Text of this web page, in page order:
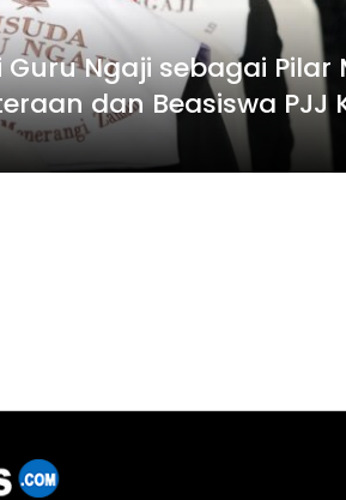
Ngaji sebagai Pilar
dan Beasiswa PJJ